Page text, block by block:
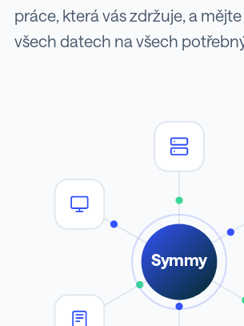
práce, která vás zdržuje, a
všech datech na všech
Symmy